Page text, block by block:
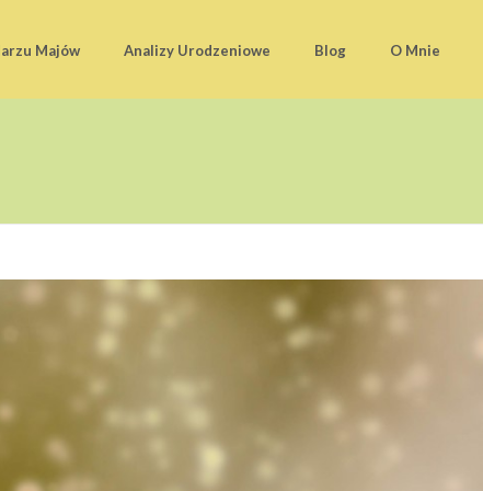
Majów Analizy Urodzeniowe Blog O Mnie